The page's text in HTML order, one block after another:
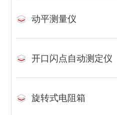
动平测量仪
开口闪点自动测定仪
旋转式电阻箱